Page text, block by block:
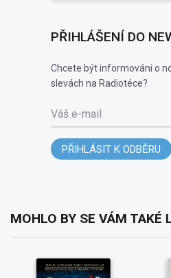
PŘIHLÁŠENÍ DO
Chcete být informováni o
slevách na Radiotéce?
Váš e-mail
PŘIHLÁSIT K ODBĚRU
MOHLO BY SE VÁM TAKÉ